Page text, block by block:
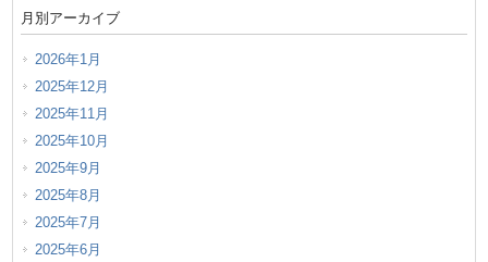
月別アーカイブ
2026年1月
2025年12月
2025年11月
2025年10月
2025年9月
2025年8月
2025年7月
2025年6月